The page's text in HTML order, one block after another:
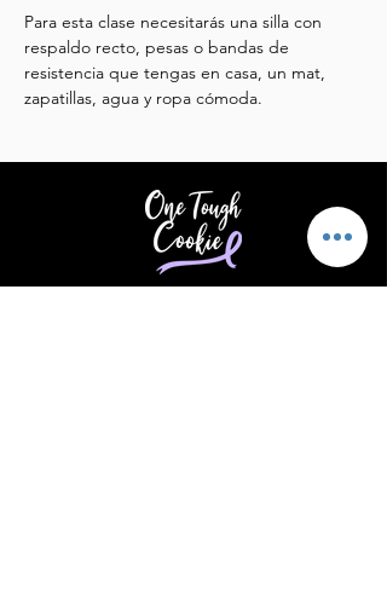
Para esta clase necesitarás una silla con
respaldo recto, pesas o bandas de
resistencia que tengas en casa, un mat,
zapatillas, agua y ropa cómoda.